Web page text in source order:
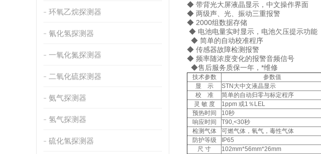
环氧乙烷探测器
氰化氢探测器
一氧化氮探测器
二氧化硫探测器
氨气探测器
氢气探测器
硫化氢探测器
◆ 带背光大屏液晶显示，中文
◆ 两级声、光、振动三重报警
◆ 2000组数据存
◆ 电池电量实时显示，电池欠压
◆ 简单的自动校准程序
◆ 传感器故障检测
◆ 频率随浓度变化的报警
◆售后服务质保一年，*维修
技术参数 参数值
显 示
STN大中文液晶显示
校 准
简单的自动归零与标定程序
灵 敏 度
1ppm 或1％LEL
预热时间
10秒
响应时间
T90,<30秒
检测气体
可燃气体，氧气，毒性气体
防护等级
IP65
尺 寸
102mm*56mm*26mm